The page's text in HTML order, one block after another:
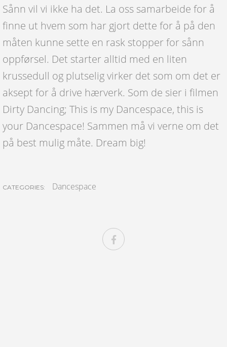
Sånn vil vi ikke ha det. La oss samarbeide for å
finne ut hvem som har gjort dette for å på den
måten kunne sette en rask stopper for sånn
oppførsel. Det starter alltid med en liten
krussedull og plutselig virker det som om det er
aksept for å drive hærverk. Som de sier i filmen
Dirty Dancing; This is my Dancespace, this is
your Dancespace! Sammen må vi verne om det
på best mulig måte. Dream big!
CATEGORIES: Dancespace